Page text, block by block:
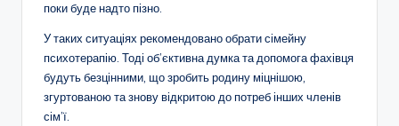
поки буде надто пізно.
У таких ситуаціях рекомендовано обрати сімейну
психотерапію. Тоді об’єктивна думка та допомога фахівця
будуть безцінними, що зробить родину міцнішою,
згуртованою та знову відкритою до потреб інших членів
сім’ї.